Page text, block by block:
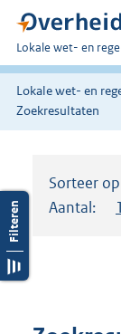
U
bent
hier:
Lokale wet- en
Lokale wet- en
Zoekresultaten
Sorteer
Aantal: